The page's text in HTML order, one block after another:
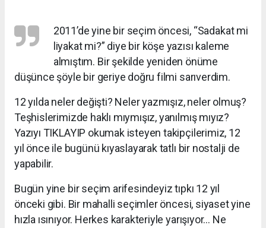
2011’de yine bir seçim öncesi, “Sadakat mi
liyakat mi?” diye bir köşe yazısı kaleme
almıştım. Bir şekilde yeniden önüme
düşünce şöyle bir geriye doğru filmi sarıverdim.
12 yılda neler değişti? Neler yazmışız, neler olmuş?
Teşhislerimizde haklı mıymışız, yanılmış mıyız?
Yazıyı TIKLAYIP okumak isteyen takipçilerimiz, 12
yıl önce ile bugünü kıyaslayarak tatlı bir nostalji de
yapabilir.
Bugün yine bir seçim arifesindeyiz tıpkı 12 yıl
önceki gibi. Bir mahalli seçimler öncesi, siyaset yine
hızla ısınıyor. Herkes karakteriyle yarışıyor… Ne